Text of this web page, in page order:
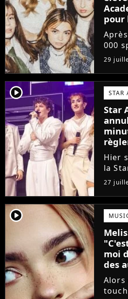
pour
de la
000
29
player2 STAR
Star
Hier
la
trois
des
27
player2
moi
des
Alors